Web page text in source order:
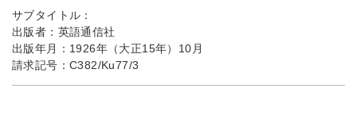
サブタイトル：
出版者： 英語通信社
出版年月： 1926年（大正15年）10月
請求記号： C382/Ku77/3